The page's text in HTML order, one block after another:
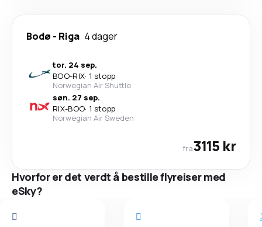
Bodø - Riga 4 dager
tor. 24 sep.
BOO-RIX· 1 stopp
Norwegian Air Shuttle
søn. 27 sep.
RIX-BOO· 1 stopp
Norwegian Air Sweden
fra3115 kr
Hvorfor er det verdt å bestille flyreiser med
eSky?